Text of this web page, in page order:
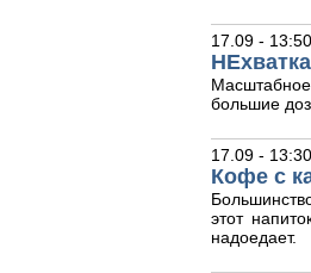
17.09 - 13:50
большие
17.09 - 13:30
Кофе с
этот
надоедает.